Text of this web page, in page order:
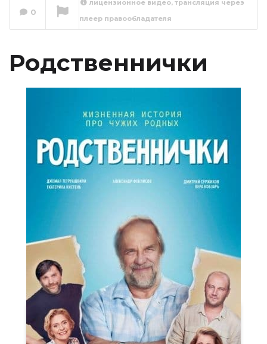
Родственнички 1
0
лицензионное видео, трансляция через
плеер правообладателя
Родственнички